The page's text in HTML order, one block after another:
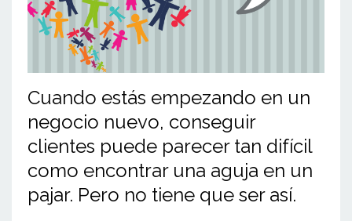
Cuando estás empezando en un
negocio nuevo, conseguir
clientes puede parecer tan difícil
como encontrar una aguja en un
pajar. Pero no tiene que ser así.